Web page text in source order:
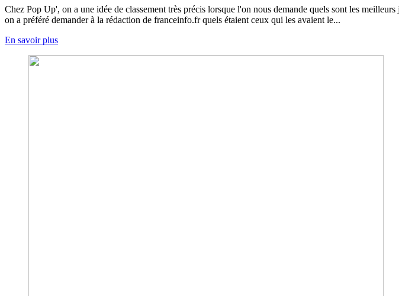
Chez Pop Up', on a une idée de classement très précis lorsque l'on nous demande quels sont les
on a préféré demander à la rédaction de franceinfo.fr quels étaient ceux qui les avaient le...
En savoir plus